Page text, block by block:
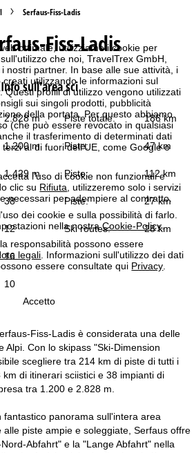
ottimale, utilizziamo i cookie per
che noi, TravelTrex GmbH,
nostri partner. In base alle sue attività, i
utilizzando le informazioni sul
Questi profili di utilizzo vengono utilizzati
sui singoli prodotti, pubblicità
della portata. Per questo abbiamo
(che può essere revocato in qualsiasi
il trasferimento di determinati dati
al di fuori dell'UE, come Google o
l'uso di cookie non funzionali e
clic su Rifiuta , utilizzeremo solo i servizi
necessari per adempiere al contratto.
dei cookie e sulla possibilità di farlo.
nella nostraCookie-Policy.
responsabilità possono essere
legali . Informazioni sull'utilizzo dei dati
essere consultate qui Privacy
Accetto
Serfaus-Fiss-Ladis
Fiss-Ladis
Info sull'area sci
2.828 m Piste totale: 186 km
1.200 m Piste: 47 km
1.429 m Piste: 112 km
38 Piste: 27 km
12 Ski routes: 28 km
16
10
Fiss-Ladis è considerata una delle
Alpi. Con lo skipass "Ski-Dimension
scegliere tra 214 km di piste di tutti i
di itinerari sciistici e 38 impianti di
tra 1.200 e 2.828 m.
fantastico panorama sull'intera area
alle piste ampie e soleggiate, Serfaus offre
Abfahrt" e la "Lange Abfahrt" nella